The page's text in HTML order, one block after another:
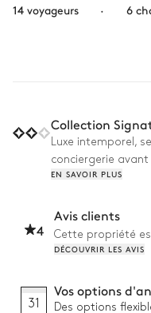
14 voyageurs
· 6
Collection
Luxe intemporel,
conciergerie
EN SAVOIR PLUS
4
Avis clients
Cette propriété
DÉCOUVRIR LES AVIS
31
Vos options
Des options